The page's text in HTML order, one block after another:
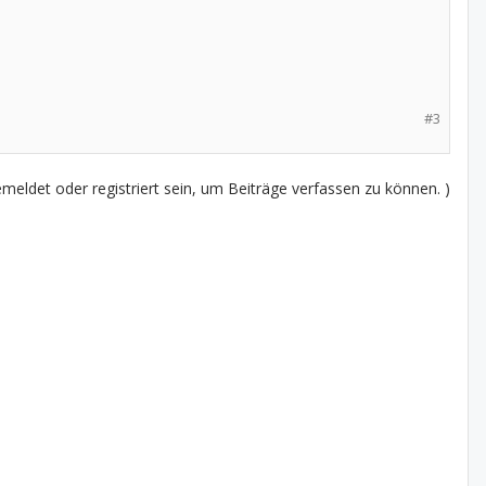
#3
oder registriert sein, um Beiträge verfassen zu können. )